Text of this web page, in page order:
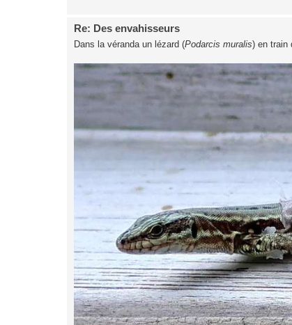
Re: Des envahisseurs
Dans la véranda un lézard (Podarcis muralis) en train